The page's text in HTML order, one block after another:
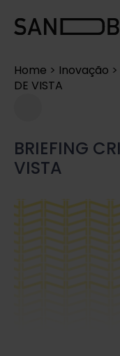
Home > Inovação >
DE VISTA
BRIEFING
VISTA